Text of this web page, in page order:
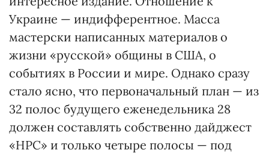
Украине — индифферентное. Масса
мастерски написанных материалов о
жизни «русской» общины в США, о
событиях в России и мире. Однако сразу
стало ясно, что первоначальный план — из
32 полос будущего еженедельника 28
должен составлять собственно дайджест
«НРС» и только четыре полосы — под